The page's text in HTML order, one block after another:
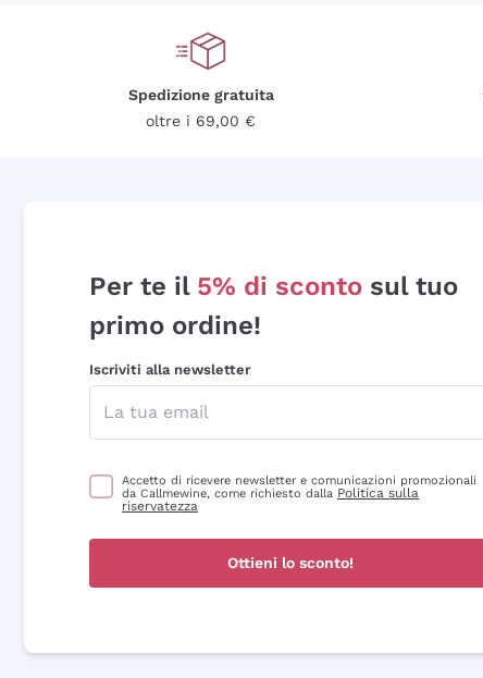
Spedizione gratuita
oltre i 69,00 €
Per te il 5% di sconto sul tuo
primo ordine!
Iscriviti alla newsletter
Accetto di ricevere newsletter e comunicazioni promozionali
da Callmewine, come richiesto dalla Politica sulla
riservatezza
Ottieni lo sconto!